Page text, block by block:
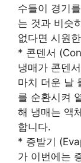
수들이 경기
는 것과 비슷
없다면 시원
* 콘덴서
냉매가 콘덴
마치 더운 날
를 순환시켜
해 냉매는 액
합니다.
* 증발기
가 이번에는